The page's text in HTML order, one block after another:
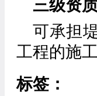
三级资
可承担
工程的施
标签：